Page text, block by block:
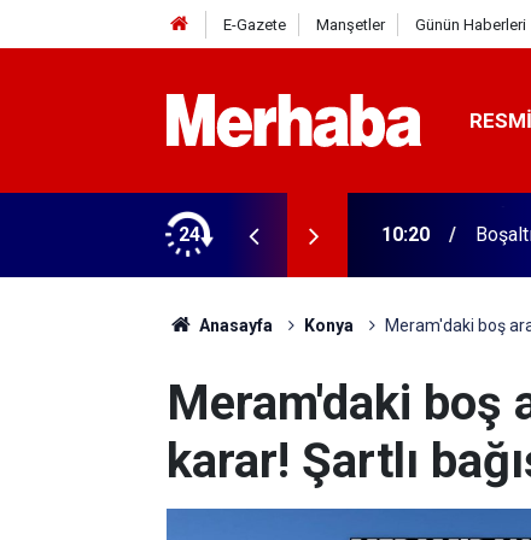
E-Gazete Manşetler Günün Haberleri
24 10:20
Anasayfa Konya Meram'daki boş
Meram'daki boş
karar! Şartlı